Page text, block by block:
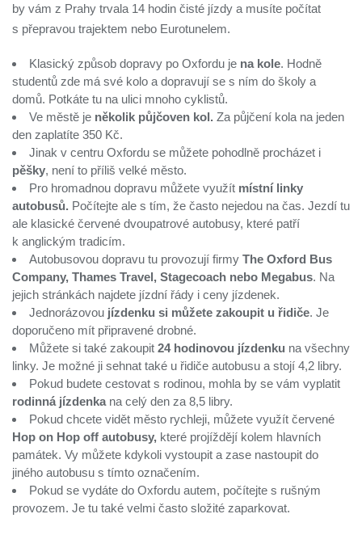
by vám z Prahy trvala 14 hodin čisté jízdy a musíte počítat
s přepravou trajektem nebo Eurotunelem.
Klasický způsob dopravy po Oxfordu je na kole. Hodně
studentů zde má své kolo a dopravují se s ním do školy a
domů. Potkáte tu na ulici mnoho cyklistů.
Ve městě je několik půjčoven kol. Za půjčení kola na jeden
den zaplatíte 350 Kč.
Jinak v centru Oxfordu se můžete pohodlně procházet i
pěšky, není to příliš velké město.
Pro hromadnou dopravu můžete využít místní linky
autobusů. Počítejte ale s tím, že často nejedou na čas. Jezdí tu
ale klasické červené dvoupatrové autobusy, které patří
k anglickým tradicím.
Autobusovou dopravu tu provozují firmy The Oxford Bus
Company, Thames Travel, Stagecoach nebo Megabus. Na
jejich stránkách najdete jízdní řády i ceny jízdenek.
Jednorázovou jízdenku si můžete zakoupit u řidiče. Je
doporučeno mít připravené drobné.
Můžete si také zakoupit 24 hodinovou jízdenku na všechny
linky. Je možné ji sehnat také u řidiče autobusu a stojí 4,2 libry.
Pokud budete cestovat s rodinou, mohla by se vám vyplatit
rodinná jízdenka na celý den za 8,5 libry.
Pokud chcete vidět město rychleji, můžete využít červené
Hop on Hop off autobusy, které projíždějí kolem hlavních
památek. Vy můžete kdykoli vystoupit a zase nastoupit do
jiného autobusu s tímto označením.
Pokud se vydáte do Oxfordu autem, počítejte s rušným
provozem. Je tu také velmi často složité zaparkovat.